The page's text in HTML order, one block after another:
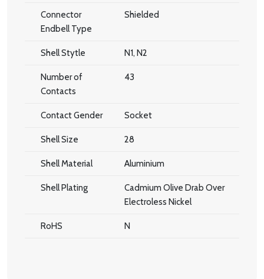
Connector
Endbell Type
Shielded
Shell Stytle N1, N2
Number of
Contacts
43
Contact Gender Socket
Shell Size 28
Shell Material Aluminium
Shell Plating
Cadmium Olive Drab Over
Electroless Nickel
RoHS N